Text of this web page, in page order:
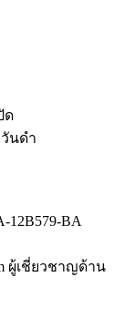
ด
นดำ
12B579-BA
ผู้เชี่ยวชาญด้าน